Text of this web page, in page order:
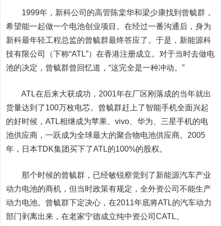
1999年，新科公司的高管陈棠华和梁少康找到曾毓群，
希望能一起做一个电池创业项目。在经过一番沟通后，身为
新科最年轻工程总监的曾毓群最终答应了。于是，新能源科
技有限公司（下称“ATL”）在香港注册成立。对于当时去做电
池的决定，曾毓群曾回忆道，“这完全是一种冲动。”
ATL在后来大获成功，2001年在厂区刚落成的当年就出
货量达到了100万枚电芯。曾毓群赶上了智能手机全面兴起
的好时候，ATL相继成为苹果、vivo、华为、三星手机的电
池供应商，一跃成为全球最大的聚合物电池供应商。2005
年，日本TDK集团买下了ATL的100%的股权。
那个时候的曾毓群，已经敏锐察觉到了新能源汽车产业
动力电池的商机，但当时政策有规定，全外资公司不能生产
动力电池。曾毓群下定决心，在2011年底将ATL的汽车动力
部门剥离出来，在老家宁德成立纯中资公司CATL。